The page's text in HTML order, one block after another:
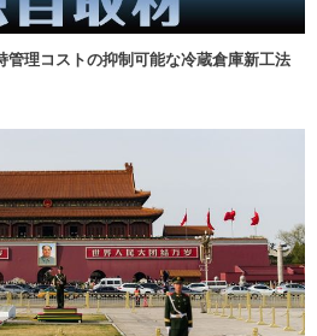
管理コストの抑制可能な冷蔵倉庫新工法